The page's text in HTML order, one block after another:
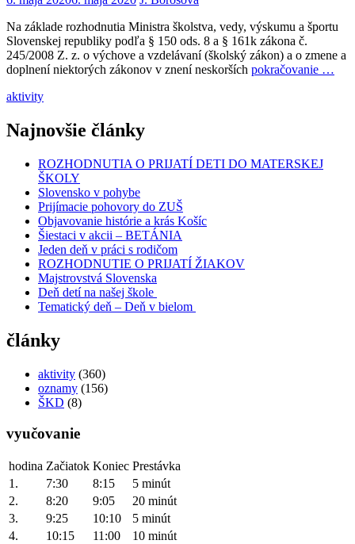
Na základe rozhodnutia Ministra školstva, vedy, výskumu a športu
Slovenskej republiky podľa § 150 ods. 8 a § 161k zákona č.
245/2008 Z. z. o výchove a vzdelávaní (školský zákon) a o zmene a
doplnení niektorých zákonov v znení neskorších pokračovanie …
aktivity
Najnovšie články
ROZHODNUTIA O PRIJATÍ DETI DO MATERSKEJ
ŠKOLY
Slovensko v pohybe
Prijímacie pohovory do ZUŠ
Objavovanie histórie a krás Košíc
Šiestaci v akcii – BETÁNIA
Jeden deň v práci s rodičom
ROZHODNUTIE O PRIJATÍ ŽIAKOV
Majstrovstvá Slovenska
Deň detí na našej škole
Tematický deň – Deň v bielom
články
aktivity (360)
oznamy (156)
ŠKD (8)
vyučovanie
hodina Začiatok Koniec Prestávka
1.
7:30 8:15
5 minút
2.
8:20 9:05
20 minút
3.
9:25 10:10
5 minút
4.
10:15 11:00
10 minút